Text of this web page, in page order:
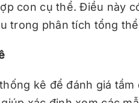
con cụ thể. Điều này
trong phân tích tổng
kê để đánh giá